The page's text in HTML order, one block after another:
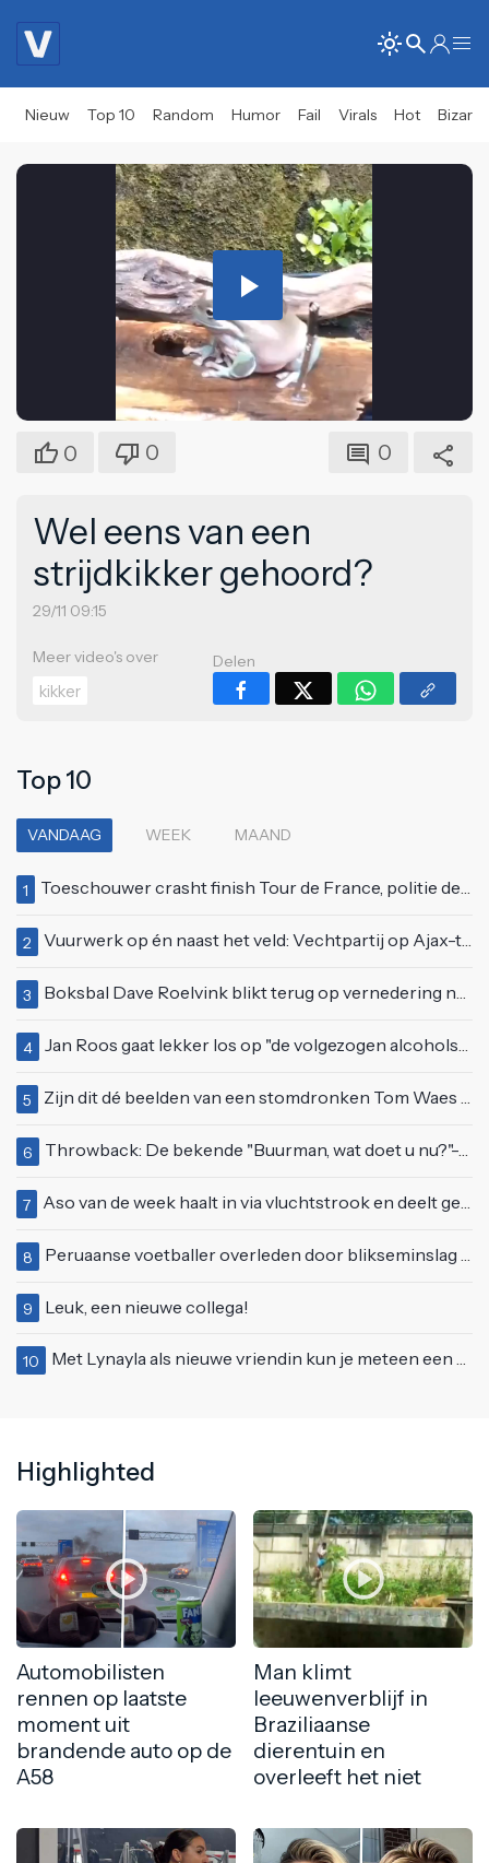
Nieuw Top 10 Random Humor Fail Virals Hot Bizar
Play
Video
0 0 0
Wel eens van een
strijdkikker gehoord?
29/11 09:15
Meer video's over
kikker
Delen
Top 10
VANDAAG WEEK MAAND
1 Toeschouwer crasht finish Tour de France, politie deelt bodycheck uit
2 Vuurwerk op én naast het veld: Vechtpartij op Ajax-tribune tussen supporters en stewards
3 Boksbal Dave Roelvink blikt terug op vernedering na z'n gevecht met Melvin Manhoef
4 Jan Roos gaat lekker los op "de volgezogen alcoholspons" Robert Jensen
5 Zijn dit dé beelden van een stomdronken Tom Waes vlak voordat hij in z'n auto stapte?
6 Throwback: De bekende "Buurman, wat doet u nu?"-scène uit Flodder met Tatjana Šimić
7 Aso van de week haalt in via vluchtstrook en deelt gevaarlijke brake check uit
8 Peruaanse voetballer overleden door blikseminslag tijdens wedstrijd, vijf anderen gewond
9 Leuk, een nieuwe collega!
10 Met Lynayla als nieuwe vriendin kun je meteen een nieuw matras aanschaffen
Highlighted
Automobilisten
rennen op laatste
moment uit
brandende auto op de
A58
Man klimt
leeuwenverblijf in
Braziliaanse
dierentuin en
overleeft het niet